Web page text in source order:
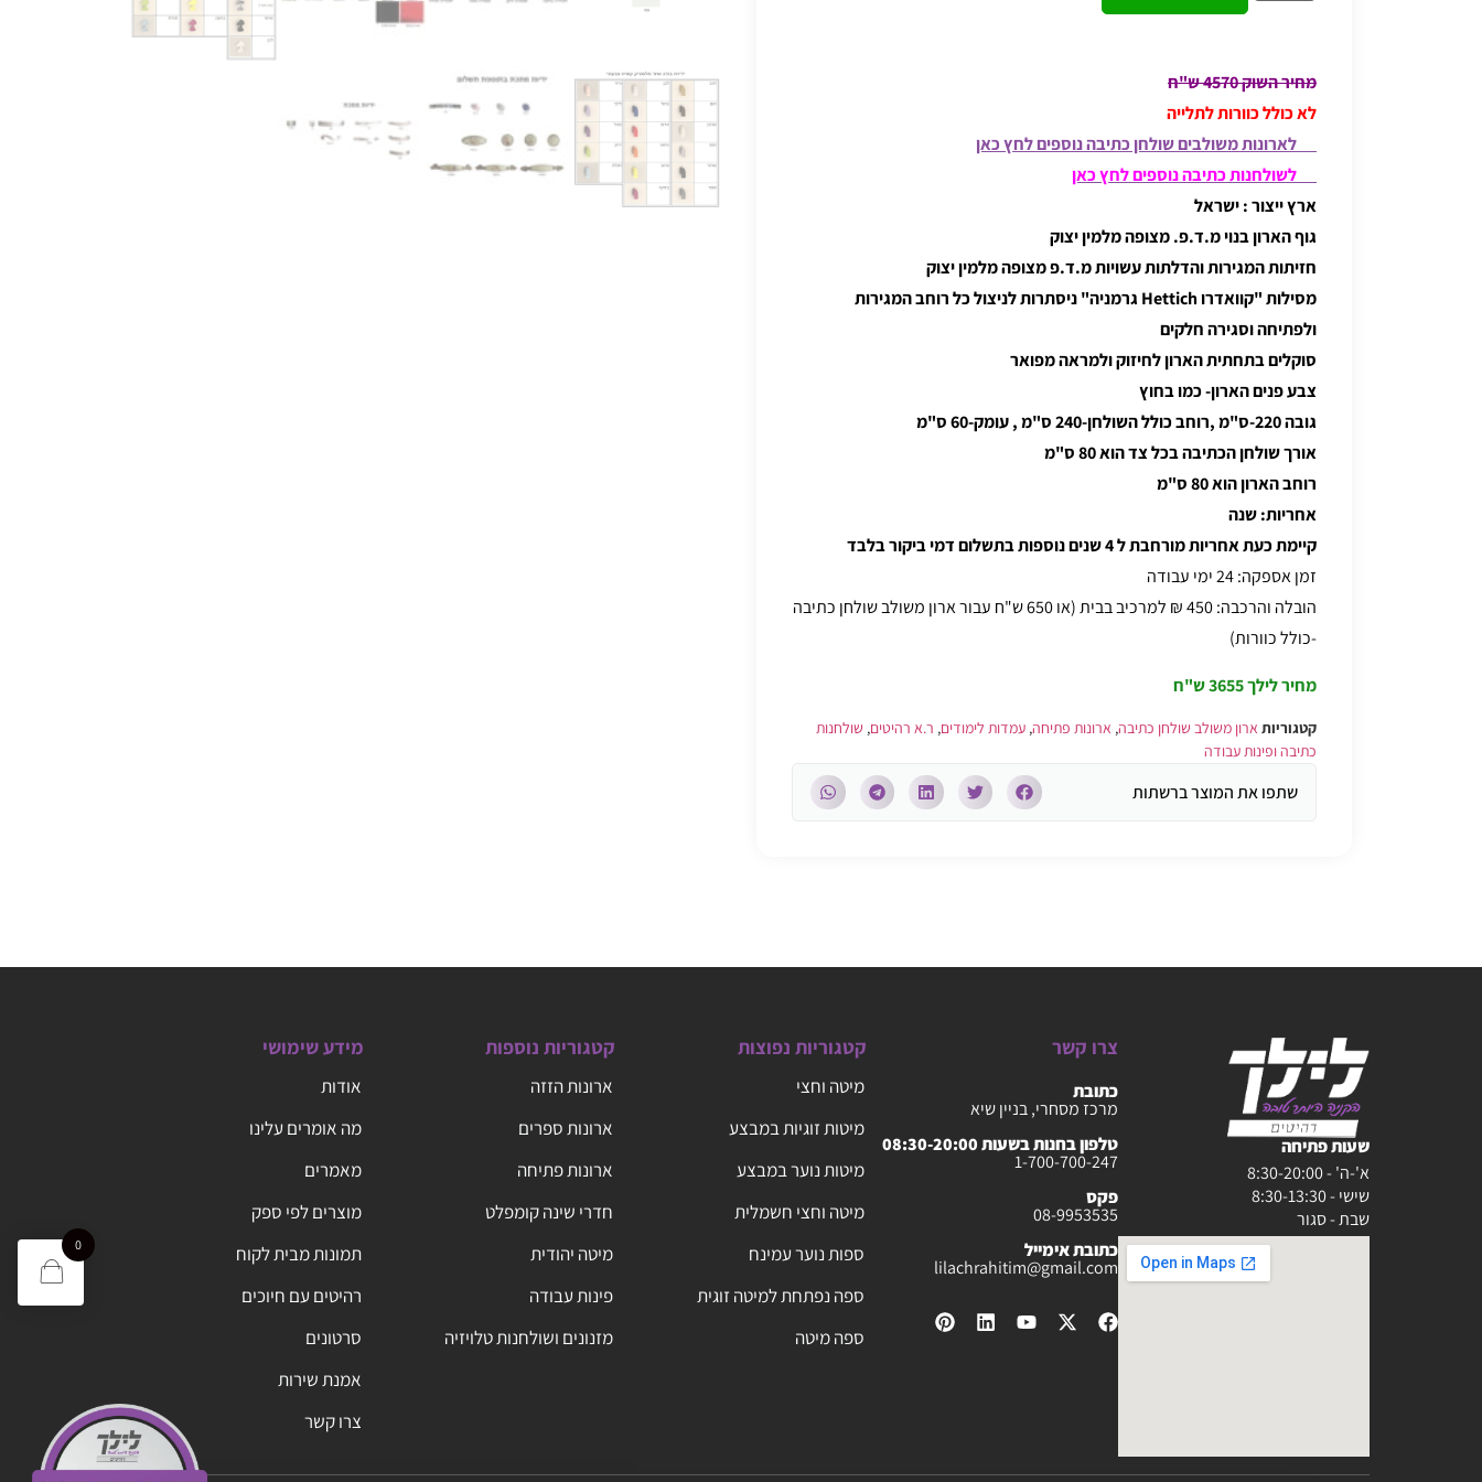
מחיר השוק 4570 ש"ח
לא כולל כוורות לתלייה
לארונות משולבים שולחן כתיבה נוספים לחץ כאן
לשולחנות כתיבה נוספים לחץ כאן
ארץ ייצור : ישראל
גוף הארון בנוי מ.ד.פ. מצופה מלמין יצוק
חזיתות המגירות והדלתות עשויות מ.ד.פ מצופה מלמין יצוק
מסילות "קוואדרו Hettich גרמניה" ניסתרות לניצול כל רוחב המגירות
ולפתיחה וסגירה חלקים
סוקלים בתחתית הארון לחיזוק ולמראה מפואר
צבע פנים הארון- כמו בחוץ
גובה 220-ס"מ ,רוחב כולל השולחן-240 ס"מ , עומק-60 ס"מ
אורך שולחן הכתיבה בכל צד הוא 80 ס"מ
רוחב הארון הוא 80 ס"מ
אחריות: שנה
קיימת כעת אחריות מורחבת ל 4 שנים נוספות בתשלום דמי ביקור בלבד
זמן אספקה: 24 ימי עבודה
הובלה והרכבה: 450 ₪ למרכיב בבית (או 650 ש"ח עבור ארון משולב שולחן כתיבה
-כולל כוורות)
מחיר לילך 3655 ש"ח
קטגוריות ארון משולב שולחן כתיבה, ארונות פתיחה, עמדות לימודים, ר.א רהיטים, שולחנות
כתיבה ופינות עבודה
שתפו את המוצר ברשתות
שעות פתיחה
א'-ה' - 8:30-20:00
שישי - 8:30-13:30
שבת - סגור
צרו קשר
כתובת
מרכז מסחרי, בניין שיא
טלפון בחנות בשעות 08:30-20:00
1-700-700-247
פקס
08-9953535
כתובת אימייל
lilachrahitim@gmail.com
קטגוריות נפוצות
מיטה וחצי
מיטות זוגיות במבצע
מיטות נוער במבצע
מיטה וחצי חשמלית
ספות נוער עמינח
ספה נפתחת למיטה זוגית
ספה מיטה
קטגוריות נוספות
ארונות הזזה
ארונות ספרים
ארונות פתיחה
חדרי שינה קומפלט
מיטה יהודית
פינות עבודה
מזנונים ושולחנות טלויזיה
מידע שימושי
אודות
מה אומרים עלינו
מאמרים
מוצרים לפי ספק
תמונות מבית לקוח
רהיטים עם חיוכים
סרטונים
אמנת שירות
צרו קשר
0